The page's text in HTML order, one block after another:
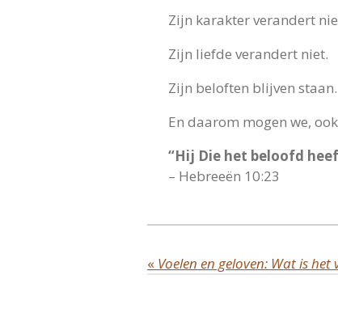
Zijn karakter verandert
Zijn liefde verandert niet.
Zijn beloften blijven staan.
En daarom mogen we,
“Hij Die het beloofd
– Hebreeën 10:23
«